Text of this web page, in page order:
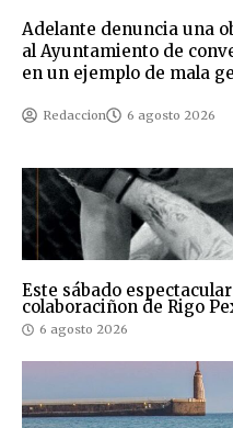
Adelante denuncia una
al Ayuntamiento de
en un ejemplo de mala
Redaccion 6 agosto 2026
Este sábado
colaboraciñon de Rigo
6 agosto 2026